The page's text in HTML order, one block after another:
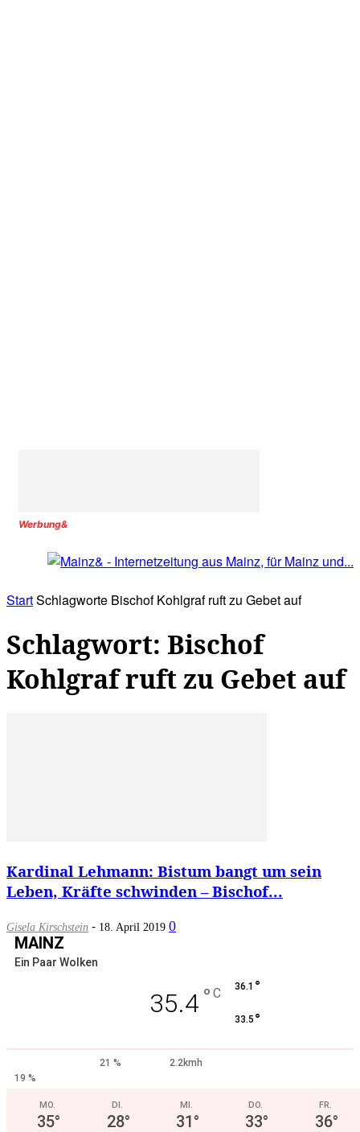
Werbung&
StartSchlagworte Bischof Kohlgraf ruft zu Gebet auf
Schlagwort: Bischof
Kohlgraf ruft zu Gebet auf
Kardinal Lehmann: Bistum bangt um sein
Leben, Kräfte schwinden – Bischof...
Gisela Kirschstein - 18. April 2019 0
MAINZ
Ein Paar Wolken
35.4 ° C 36.1 °
33.5 °
21 %
2.2kmh
19 %
MO.
35°
DI.
28°
MI.
31°
DO.
33°
FR.
36°